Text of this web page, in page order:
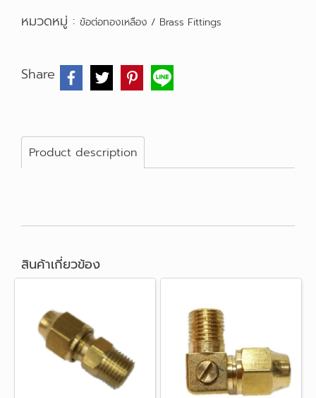
หมวดหมู่ : ข้อต่อทองเหลือง / Brass Fittings
Share
Product description
สินค้าเกี่ยวข้อง